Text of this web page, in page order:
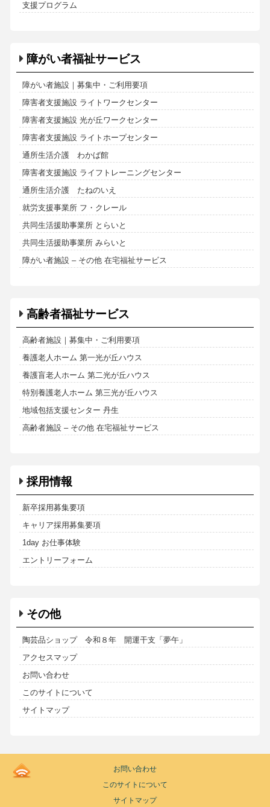
支援プログラム
障がい者福祉サービス
障がい者施設｜募集中・ご利用要項
障害者支援施設 ライトワークセンター
障害者支援施設 光が丘ワークセンター
障害者支援施設 ライトホープセンター
通所生活介護 わかば館
障害者支援施設 ライフトレーニングセンター
通所生活介護 たねのいえ
就労支援事業所 フ・クレール
共同生活援助事業所 とらいと
共同生活援助事業所 みらいと
障がい者施設 – その他 在宅福祉サービス
高齢者福祉サービス
高齢者施設｜募集中・ご利用要項
養護老人ホーム 第一光が丘ハウス
養護盲老人ホーム 第二光が丘ハウス
特別養護老人ホーム 第三光が丘ハウス
地域包括支援センター 丹生
高齢者施設 – その他 在宅福祉サービス
採用情報
新卒採用募集要項
キャリア採用募集要項
1day お仕事体験
エントリーフォーム
その他
陶芸品ショップ 令和８年 開運干支「夢午」
アクセスマップ
お問い合わせ
このサイトについて
サイトマップ
Kodoen
お問い合わせ
このサイトについて
サイトマップ